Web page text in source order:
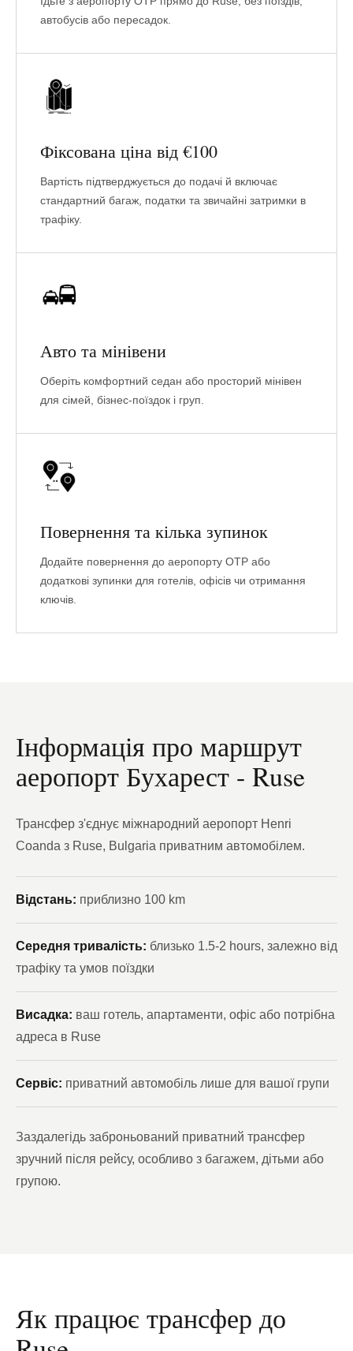
автобусів або пересадок.
Фіксована ціна від €100
Вартість підтверджується до подачі й включає
стандартний багаж, податки та звичайні затримки в
трафіку.
Авто та мінівени
Оберіть комфортний седан або просторий мінівен
для сімей, бізнес-поїздок і груп.
Повернення та кілька зупинок
Додайте повернення до аеропорту OTP або
додаткові зупинки для готелів, офісів чи отримання
ключів.
Інформація про маршрут
аеропорт Бухарест - Ruse
Трансфер з'єднує міжнародний аеропорт Henri
Coanda з Ruse, Bulgaria приватним автомобілем.
Відстань: приблизно 100 km
Середня тривалість: близько 1.5-2 hours, залежно від
трафіку та умов поїздки
Висадка: ваш готель, апартаменти, офіс або потрібна
адреса в Ruse
Сервіс: приватний автомобіль лише для вашої групи
Заздалегідь заброньований приватний трансфер
зручний після рейсу, особливо з багажем, дітьми або
групою.
Як працює трансфер до